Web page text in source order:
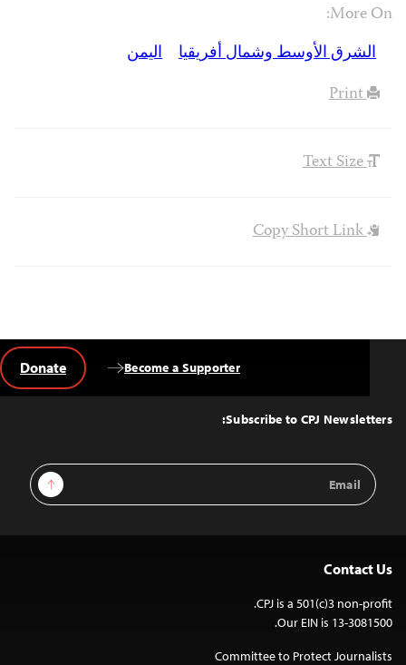
More On:
الشرق الأوسط وشمال أفريقيا
اليمن
Print
Text Size
Copy Short Link
Top
Subscribe to CPJ Newsletters:
Email
Address
Sign Up
Become a Supporter
Donate
Contact Us
CPJ is a 501(c)3 non-profit.
Our EIN is 13-3081500.
Committee to Protect Journalists